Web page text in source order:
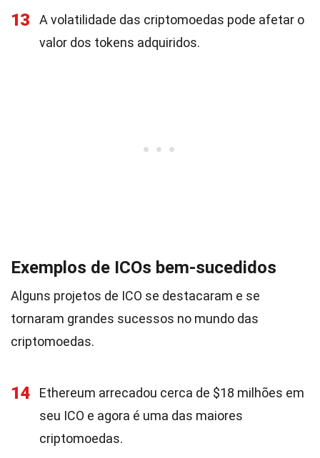
13
A volatilidade das criptomoedas pode afetar o
valor dos tokens adquiridos.
Exemplos de ICOs bem-sucedidos
Alguns projetos de ICO se destacaram e se
tornaram grandes sucessos no mundo das
criptomoedas.
14
Ethereum arrecadou cerca de $18 milhões em
seu ICO e agora é uma das maiores
criptomoedas.